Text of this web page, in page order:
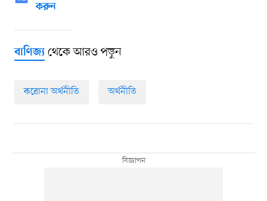
করুন
বাণিজ্যথেকে আরও পড়ুন
করোনা অর্থনীতি অর্থনীতি